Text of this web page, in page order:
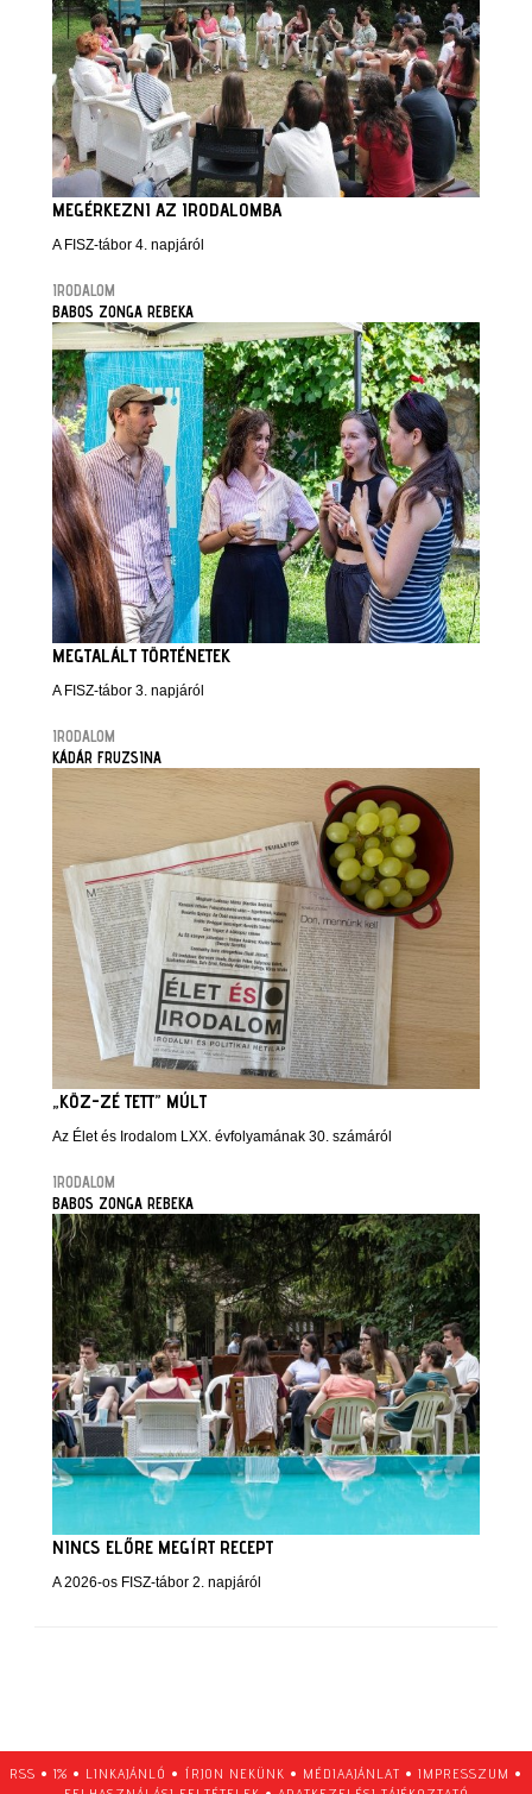
MEGÉRKEZNI AZ IRODALOMBA
A FISZ-tábor 4. napjáról
IRODALOM
BABOS ZONGA REBEKA
MEGTALÁLT TÖRTÉNETEK
A FISZ-tábor 3. napjáról
IRODALOM
KÁDÁR FRUZSINA
„KÖZ-ZÉ TETT” MÚLT
Az Élet és Irodalom LXX. évfolyamának 30. számáról
IRODALOM
BABOS ZONGA REBEKA
NINCS ELŐRE MEGÍRT RECEPT
A 2026-os FISZ-tábor 2. napjáról
RSS • 1% • LINKAJÁNLÓ • ÍRJON NEKÜNK • MÉDIAAJÁNLAT • IMPRESSZUM •